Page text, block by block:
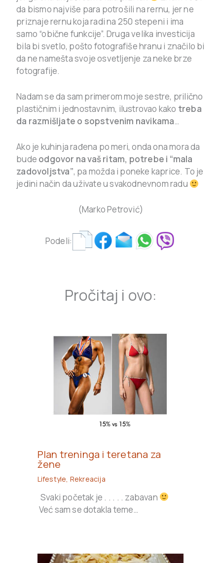
da bismo najviše para potrošili na rernu, jer ne
priznaje rernu koja radi na 250 stepeni i ima
samo “obične funkcije”. Druga velika investicija
bila bi svetlo, pošto fotografiše hranu i značilo bi
da ne namešta svoje osvetljenje za neke brze
fotografije.
Nadam se da sam primerom moje sestre, prilično
plastičnim i jednostavnim, ilustrovao kako treba
da razmišljate o sopstvenim navikama…
Ako je kuhinja rađena po meri, onda ona mora da
bude odgovor na vaš ritam, potrebe i “mala
zadovoljstva”, pa možda i poneke kaprice. To je
jedini način da uživate u svakodnevnom radu
(Marko Petrović)
Podeli:
Pročitaj i ovo:
Plan treninga i teretana za
žene
Lifestyle Rekreacija
Svaki početak je . . . . . zabavan
Već sam se dotakla teme…